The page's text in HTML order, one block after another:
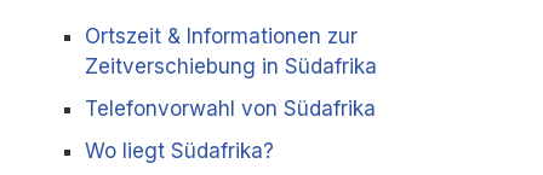
Ortszeit & Informationen zur
Zeitverschiebung in Südafrika
Telefonvorwahl von Südafrika
Wo liegt Südafrika?